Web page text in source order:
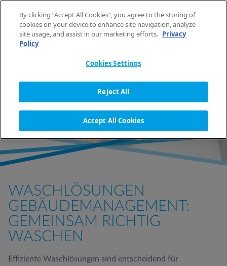
DE MENÜ
STARTSEITE
WASCHLÖSUNGEN
GEBÄUDEMANAGEMENT
WASCHLÖSUNGEN
GEBÄUDEMANAGEMENT:
GEMEINSAM RICHTIG
WASCHEN
Effiziente Waschlösungen sind entscheidend für
By clicking “Accept All Cookies”, you agree to the storing of
cookies on your device to enhance site navigation, analyze
site usage, and assist in our marketing efforts. Privacy
Policy
Cookies Settings
Reject All
Accept All Cookies